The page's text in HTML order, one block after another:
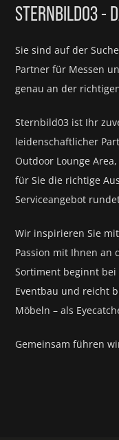
STERNBILD03 -
Sie sind auf der
Partner für Messen
genau an der
Sternbild03 ist Ihr
leidenschaftlicher
Outdoor Lounge
für Sie die richtige
Serviceangebot
Wir inspirieren Sie
Passion mit Ihnen an
Sortiment beginnt
Eventbau und reicht
Möbeln – als
Gemeinsam führen